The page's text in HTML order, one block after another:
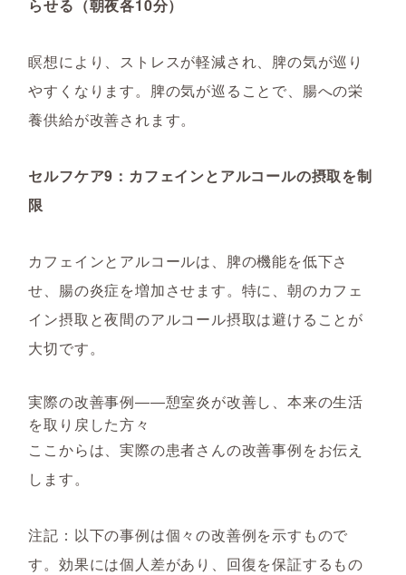
らせる（朝夜各10分）
瞑想により、ストレスが軽減され、脾の気が巡り
やすくなります。脾の気が巡ることで、腸への栄
養供給が改善されます。
セルフケア9：カフェインとアルコールの摂取を制
限
カフェインとアルコールは、脾の機能を低下さ
せ、腸の炎症を増加させます。特に、朝のカフェ
イン摂取と夜間のアルコール摂取は避けることが
大切です。
実際の改善事例――憩室炎が改善し、本来の生活
を取り戻した方々
ここからは、実際の患者さんの改善事例をお伝え
します。
注記：以下の事例は個々の改善例を示すもので
す。効果には個人差があり、回復を保証するもの